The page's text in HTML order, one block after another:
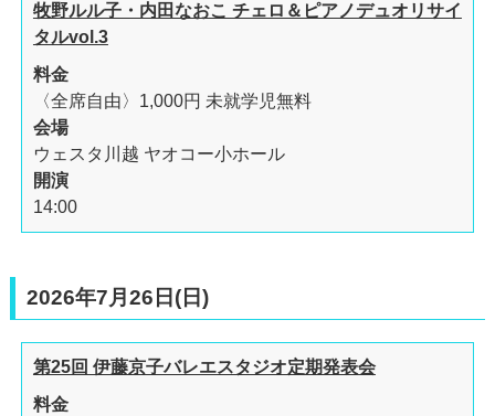
牧野ルル子・内田なおこ チェロ＆ピアノデュオリサイ
タルvol.3
料金
〈全席自由〉1,000円 未就学児無料
会場
ウェスタ川越 ヤオコー小ホール
開演
14:00
2026年7月26日(日)
第25回 伊藤京子バレエスタジオ定期発表会
料金